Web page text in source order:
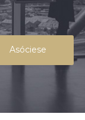
Asóciese